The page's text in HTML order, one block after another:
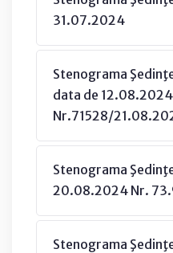
31.07.2024
Stenograma
data de 12.08.2024
Nr.71528/
Stenograma
20.08.2024 Nr.
Stenograma